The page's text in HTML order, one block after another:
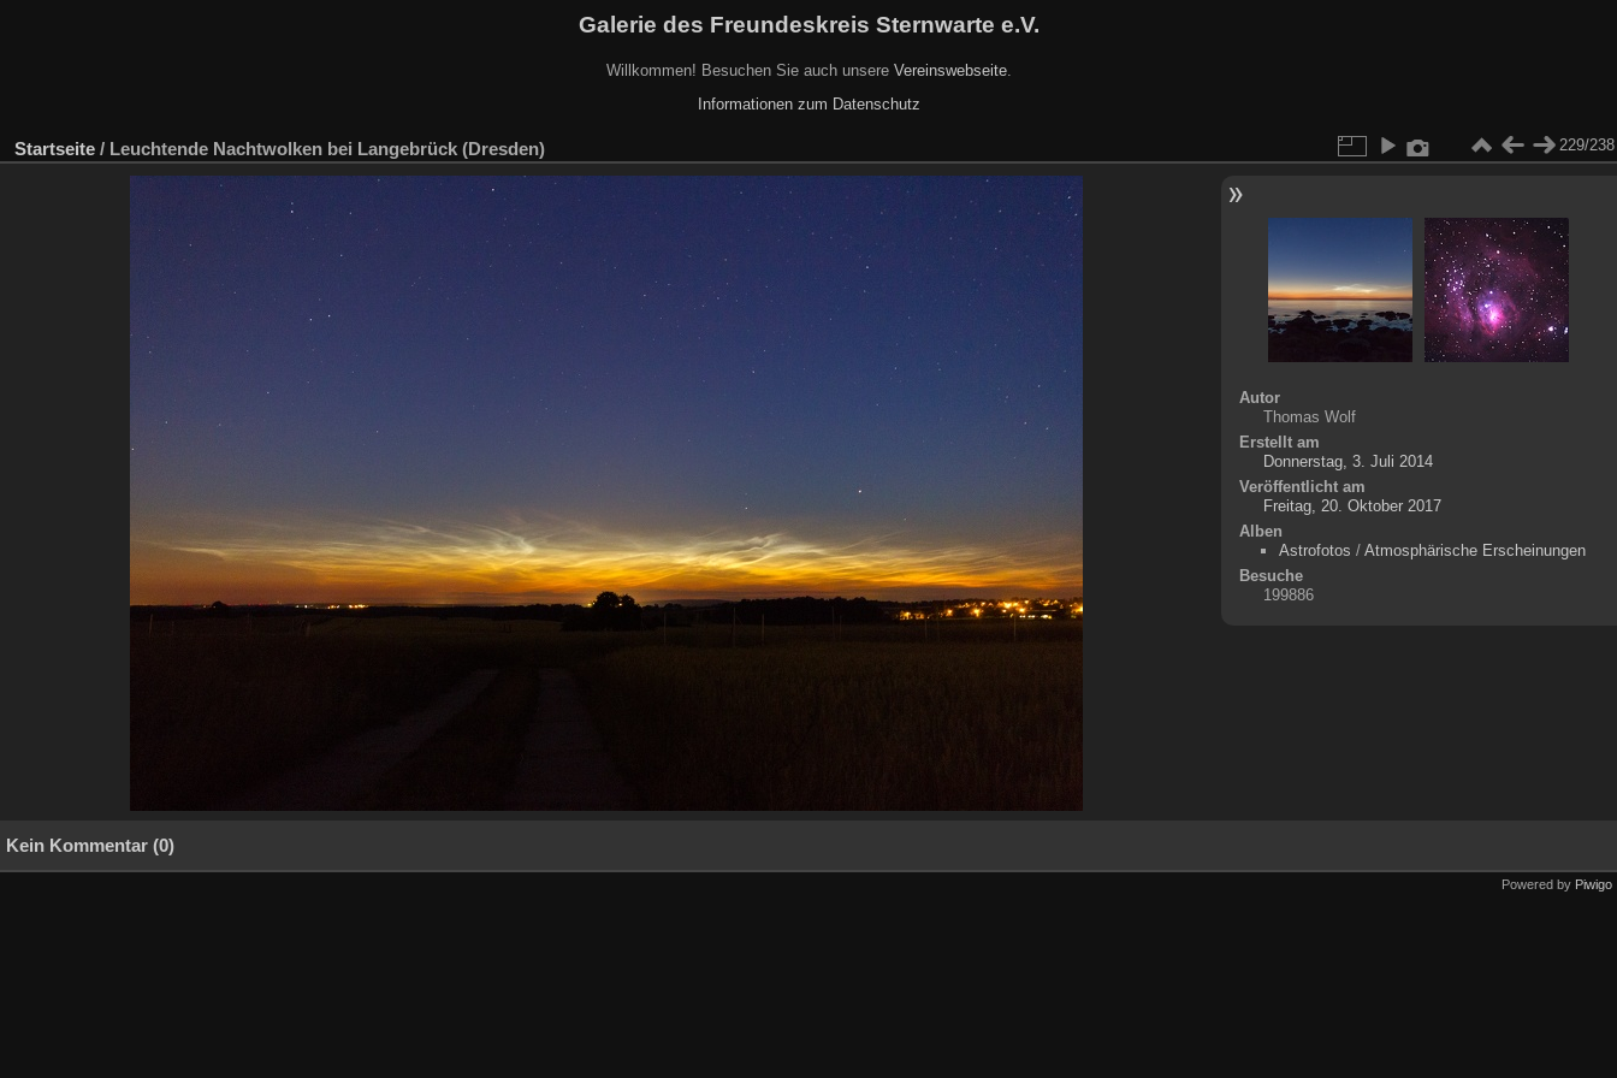
Galerie des Freundeskreis Sternwarte e.V.
Willkommen! Besuchen Sie auch unsere Vereinswebseite.
Informationen zum Datenschutz
Startseite / Leuchtende Nachtwolken bei Langebrück (Dresden) 229/238
Autor
Thomas Wolf
Erstellt am
Donnerstag, 3. Juli 2014
Veröffentlicht am
Freitag, 20. Oktober 2017
Alben
Astrofotos / Atmosphärische Erscheinungen
Besuche
199886
Kein Kommentar (0)
Powered by Piwigo